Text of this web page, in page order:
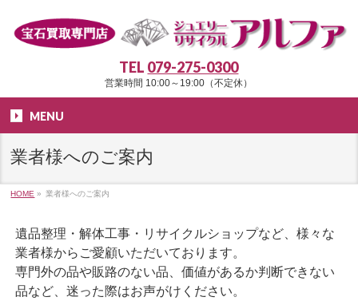
TEL 079-275-0300
営業時間 10:00～19:00（不定休）
MENU
業者様へのご案内
HOME » 業者様へのご案内
遺品整理・解体工事・リサイクルショップなど、様々な
業者様からご愛顧いただいております。
専門外の品や販路のない品、価値があるか判断できない
品など、迷った際はお声がけください。